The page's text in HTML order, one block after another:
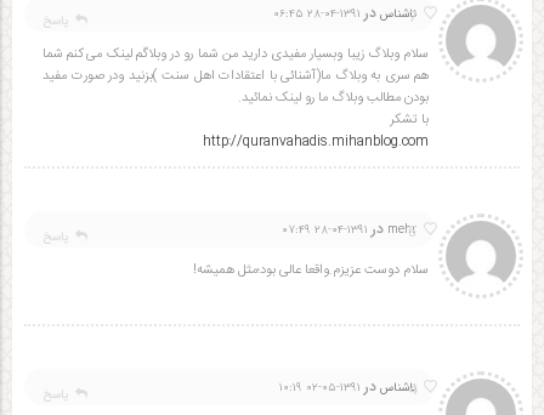
7
ناشناس در ۱۳۹۱-۰۴-۲۸ ۰۶:۴۵
سلام وبلاگ زیبا وبسیار مفیدی دارید من شما رو در وبلاگم لینک می کنم شما
هم سری به وبلاگ ما(آشنائی با اعتقادات اهل سنت )بزنید ودر صورت مفید
بودن مطالب وبلاگ ما رو لینک نمائید.
با تشکر
http://quranvahadis.mihanblog.com
پاسخ
5
mehr در ۱۳۹۱-۰۴-۲۸ ۰۷:۴۹
سلام دوست عزیزم.واقعا عالی بود؛مثل همیشه!
پاسخ
4
ناشناس در ۱۳۹۱-۰۵-۰۲ ۱۰:۱۹ پاسخ